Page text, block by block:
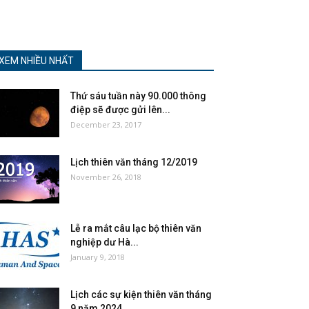
NHIỀU NHẤT
Thứ sáu tuần này 90.000 thông
điệp sẽ được gửi lên...
December 23, 2017
Lịch thiên văn tháng 12/2019
November 26, 2018
Lễ ra mắt câu lạc bộ thiên văn
nghiệp dư Hà...
January 9, 2018
Lịch các sự kiện thiên văn tháng